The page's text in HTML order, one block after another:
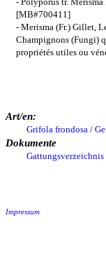
[MB#700411]
- Merisma (Fr.) Gillet,
Champignons (Fungi)
propriétés utiles ou
Art/en:
Grifola frondosa /
Dokumente
Impressum